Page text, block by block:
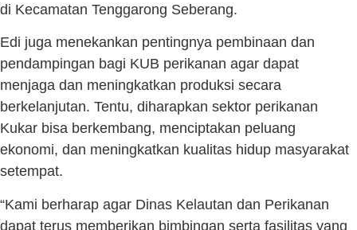
di Kecamatan Tenggarong Seberang.
Edi juga menekankan pentingnya pembinaan dan
pendampingan bagi KUB perikanan agar dapat
menjaga dan meningkatkan produksi secara
berkelanjutan. Tentu, diharapkan sektor perikanan
Kukar bisa berkembang, menciptakan peluang
ekonomi, dan meningkatkan kualitas hidup masyarakat
setempat.
“Kami berharap agar Dinas Kelautan dan Perikanan
dapat terus memberikan bimbingan serta fasilitas yang